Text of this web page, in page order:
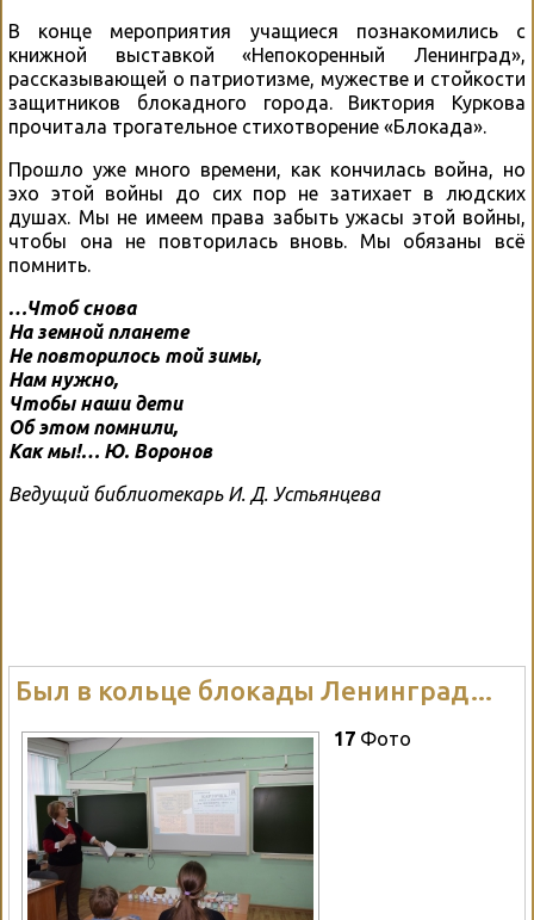
В конце мероприятия учащиеся познакомились с
книжной выставкой «Непокоренный Ленинград»,
рассказывающей о патриотизме, мужестве и стойкости
защитников блокадного города. Виктория Куркова
прочитала трогательное стихотворение «Блокада».
Прошло уже много времени, как кончилась война, но
эхо этой войны до сих пор не затихает в людских
душах. Мы не имеем права забыть ужасы этой войны,
чтобы она не повторилась вновь. Мы обязаны всё
помнить.
…Чтоб снова
На земной планете
Не повторилось той зимы,
Нам нужно,
Чтобы наши дети
Об этом помнили,
Как мы!… Ю. Воронов
Ведущий библиотекарь И. Д. Устьянцева
Был в кольце блокады Ленинград…
17 Фото